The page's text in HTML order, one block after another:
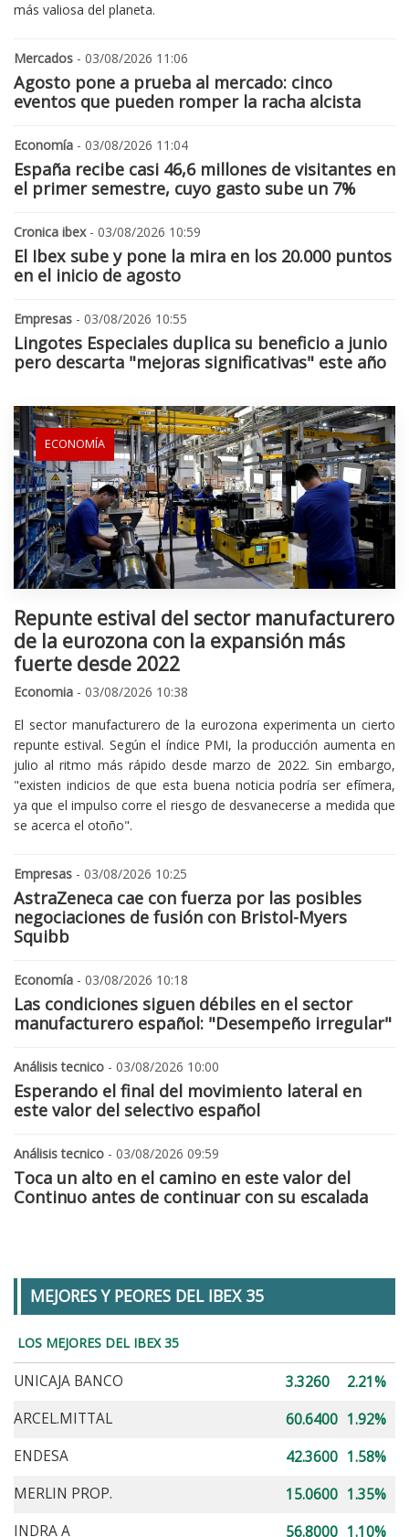
más valiosa del planeta.
Mercados - 03/08/2026 11:06
Agosto pone a prueba al mercado: cinco
eventos que pueden romper la racha alcista
Economía - 03/08/2026 11:04
España recibe casi 46,6 millones de visitantes en
el primer semestre, cuyo gasto sube un 7%
Cronica ibex- 03/08/2026 10:59
El Ibex sube y pone la mira en los 20.000 puntos
en el inicio de agosto
Empresas - 03/08/2026 10:55
Lingotes Especiales duplica su beneficio a junio
pero descarta "mejoras significativas" este año
ECONOMÍA
Repunte estival del sector manufacturero
de la eurozona con la expansión más
fuerte desde 2022
Economia - 03/08/2026 10:38
El sector manufacturero de la eurozona experimenta un cierto
repunte estival. Según el índice PMI, la producción aumenta en
julio al ritmo más rápido desde marzo de 2022. Sin embargo,
"existen indicios de que esta buena noticia podría ser efímera,
ya que el impulso corre el riesgo de desvanecerse a medida que
se acerca el otoño".
Empresas - 03/08/2026 10:25
AstraZeneca cae con fuerza por las posibles
negociaciones de fusión con Bristol-Myers
Squibb
Economía - 03/08/2026 10:18
Las condiciones siguen débiles en el sector
manufacturero español: "Desempeño irregular"
Análisis tecnico - 03/08/2026 10:00
Esperando el final del movimiento lateral en
este valor del selectivo español
Análisis tecnico - 03/08/2026 09:59
Toca un alto en el camino en este valor del
Continuo antes de continuar con su escalada
MEJORES Y PEORES DEL IBEX 35
LOS MEJORES DEL IBEX 35
UNICAJA BANCO 3.3260
2.21%
ARCEL.MITTAL
60.6400 1.92%
ENDESA
42.3600 1.58%
MERLIN PROP.
15.0600 1.35%
INDRA A
56.8000 1.10%